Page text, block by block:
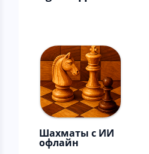
Шахматы с ИИ
офлайн